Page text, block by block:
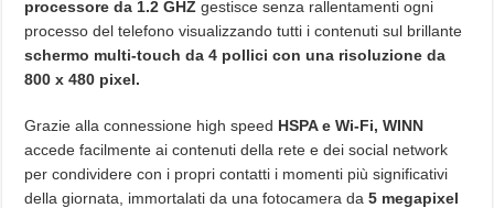
processore da 1.2 GHZ gestisce senza rallentamenti ogni
processo del telefono visualizzando tutti i contenuti sul brillante
schermo multi-touch da 4 pollici con una risoluzione da
800 x 480 pixel.
Grazie alla connessione high speed HSPA e Wi-Fi, WINN
accede facilmente ai contenuti della rete e dei social network
per condividere con i propri contatti i momenti più significativi
della giornata, immortalati da una fotocamera da 5 megapixel